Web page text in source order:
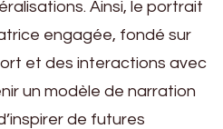
Ainsi, le portrait
engagée, fondé sur
et des interactions avec
un modèle de narration
de futures